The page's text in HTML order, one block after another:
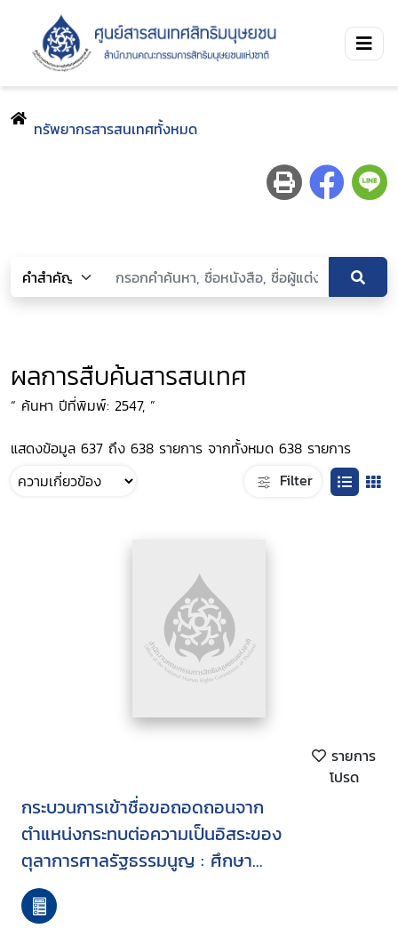
ทรัพยากรสารสนเทศทั้งหมด
ผลการสืบค้นสารสนเทศ
“ ค้นหา ปีที่พิมพ์: 2547, ”
แสดงข้อมูล 637 ถึง 638 รายการ จากทั้งหมด 638 รายการ
Filter
รายการ
โปรด
กระบวนการเข้าชื่อขอถอดถอนจาก
ตำแหน่งกระทบต่อความเป็นอิสระของ
ตุลาการศาลรัฐธรรมนูญ : ศึกษา
กรณีการขอให้ถอดถอนตุลาการศาล
รัฐธรรมนูญ